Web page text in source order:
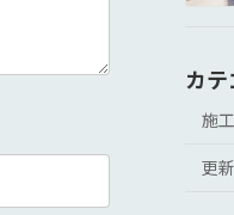
カテ
施
更